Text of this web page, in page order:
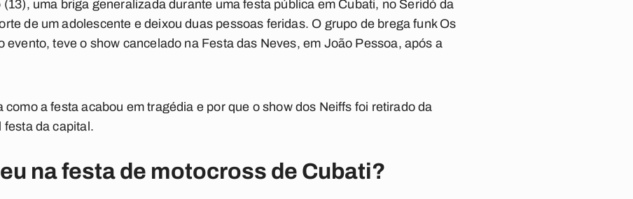
uma briga generalizada durante uma festa pública em Cubati, no Seridó da
de um adolescente e deixou duas pessoas feridas. O grupo de brega funk Os
evento, teve o show cancelado na Festa das Neves, em João Pessoa, após a
como a festa acabou em tragédia e por que o show dos Neiffs foi retirado da
festa da capital.
na festa de motocross de Cubati?